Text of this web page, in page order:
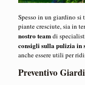
Spesso in un giardino
piante cresciute, sia in
nostro teamdi
consigli sulla pulizia in
anche essere utili per
Preventivo